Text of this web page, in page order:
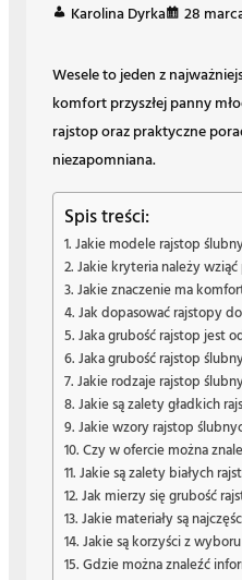
Karolina Dyrka 28
Wesele to jeden z
komfort przyszłej panny
rajstop oraz praktyczne
niezapomniana.
Spis treści:
Jakie modele rajstop
Jakie kryteria należy
Jakie znaczenie ma
Jak dopasować rajstopy
Jaka grubość rajstop jest
Jaka grubość rajstop
Jakie rodzaje rajstop
Jakie są zalety gładkich
Jakie wzory rajstop
Czy w ofercie można
Jakie są zalety białych
Jak mierzy się grubość
Jakie materiały są
Jakie są korzyści z
Gdzie można znaleźć